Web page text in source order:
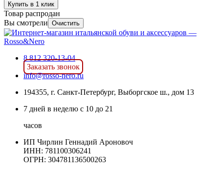
Купить в 1 клик
Товар распродан
Вы смотрели Очистить
8 812 320-13-04
Заказать звонок
info@rosso-nero.ru
194355, г. Санкт-Петербург, Выборгское ш., дом 13
7 дней в неделю с 10 до 21
часов
ИП Чирлин Геннадий Ароновоч
ИНН: 781100306241
ОГРН: 304781136500263